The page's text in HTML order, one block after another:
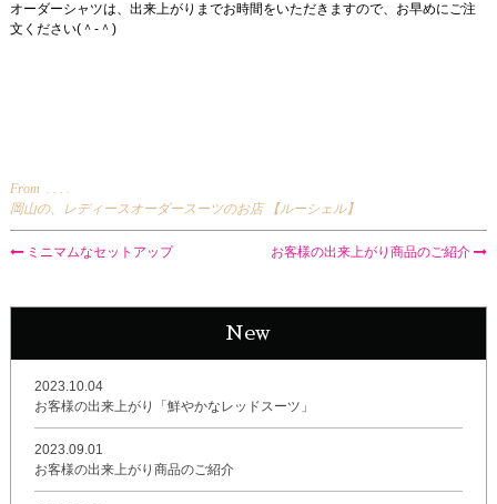
オーダーシャツは、出来上がりまでお時間をいただきますので、お早めにご注
文ください(＾-＾)
From . . . .
岡山の、レディースオーダースーツのお店 【ルーシェル】
ミニマムなセットアップ お客様の出来上がり商品のご紹介
New
2023.10.04
お客様の出来上がり「鮮やかなレッドスーツ」
2023.09.01
お客様の出来上がり商品のご紹介